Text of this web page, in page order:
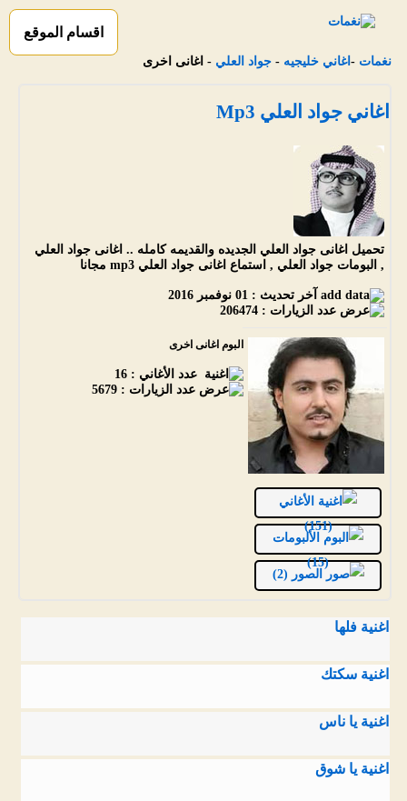
اقسام الموقع
نغمات - اغاني خليجيه - جواد العلي - اغانى اخرى
اغاني جواد العلي Mp3
تحميل اغانى جواد العلي الجديده والقديمه كامله .. اغانى جواد العلي
, البومات جواد العلي , استماع اغانى جواد العلي mp3 مجانا
آخر تحديث : 01 نوفمبر 2016
عدد الزيارات : 206474
البوم اغانى اخرى
عدد الأغاني : 16
عدد الزيارات : 5679
الأغاني
(151)
الألبومات
(15)
الصور (2)
اغنية فلها
اغنية سكتك
اغنية يا ناس
اغنية يا شوق